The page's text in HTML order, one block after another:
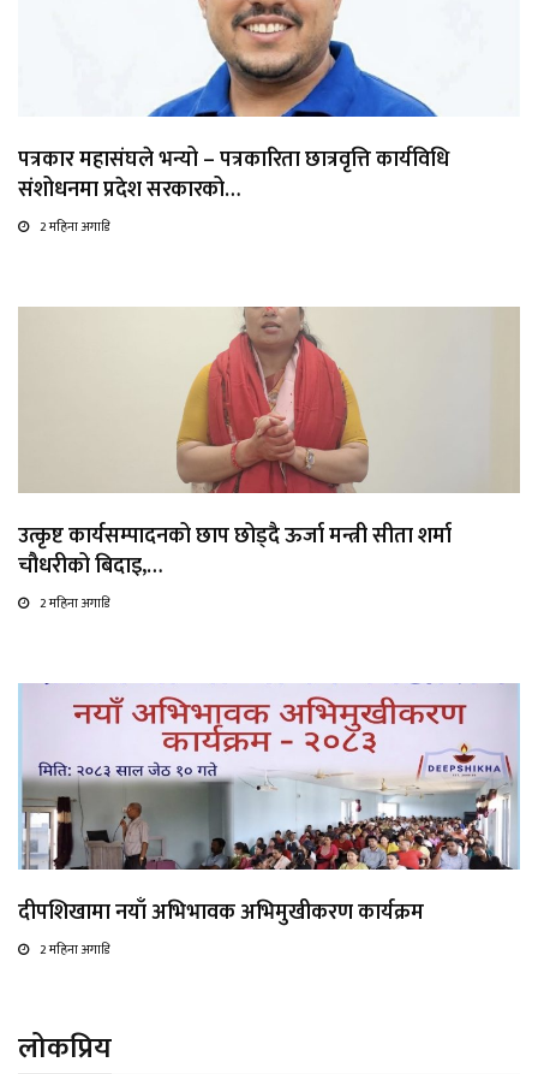
पत्रकार महासंघले भन्यो – पत्रकारिता छात्रवृत्ति कार्यविधि
संशोधनमा प्रदेश सरकारको…
2 महिना अगाडि
उत्कृष्ट कार्यसम्पादनको छाप छोड्दै ऊर्जा मन्त्री सीता शर्मा
चौधरीको बिदाइ,…
2 महिना अगाडि
दीपशिखामा नयाँ अभिभावक अभिमुखीकरण कार्यक्रम
2 महिना अगाडि
लोकप्रिय